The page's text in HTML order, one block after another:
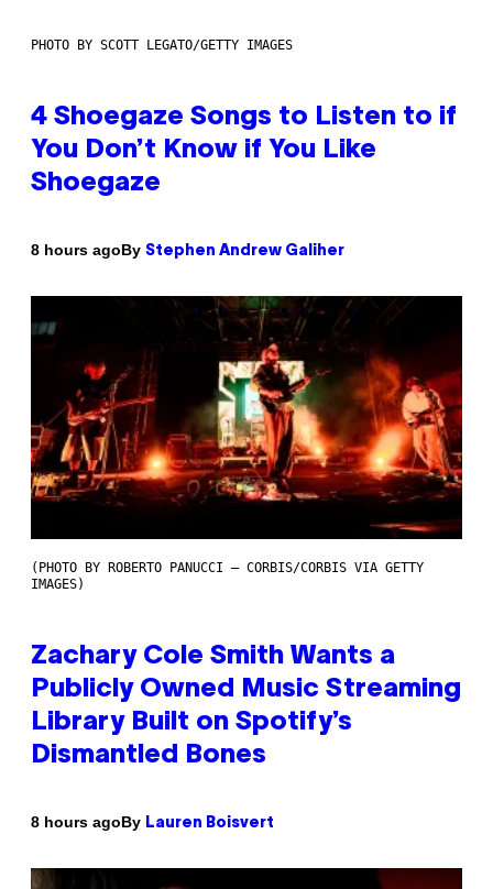
PHOTO BY SCOTT LEGATO/GETTY IMAGES
4 Shoegaze Songs to Listen to if
You Don’t Know if You Like
Shoegaze
8 hours agoBy Stephen Andrew Galiher
(PHOTO BY ROBERTO PANUCCI – CORBIS/CORBIS VIA GETTY
IMAGES)
Zachary Cole Smith Wants a
Publicly Owned Music Streaming
Library Built on Spotify’s
Dismantled Bones
8 hours agoBy Lauren Boisvert